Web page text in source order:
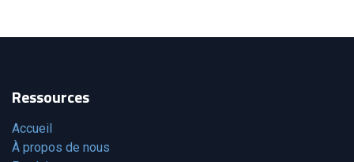
Ressources
Accueil
À propos de nous